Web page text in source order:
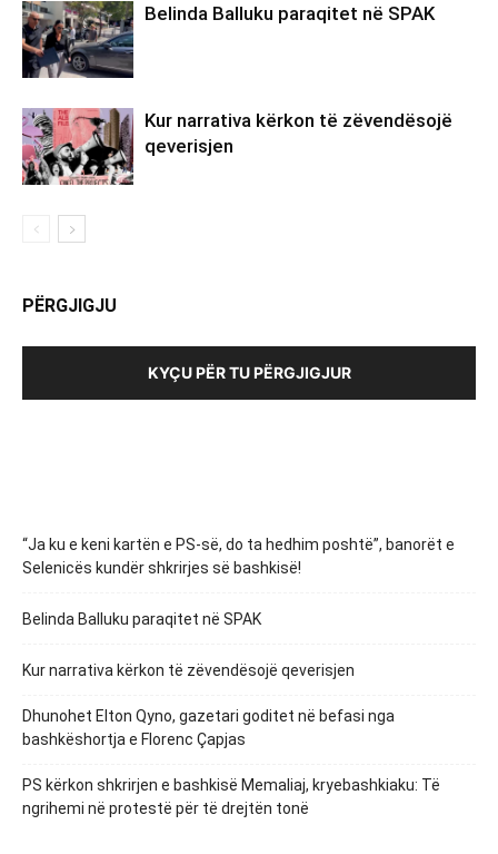
Belinda Balluku paraqitet në SPAK
Kur narrativa kërkon të zëvendësojë
qeverisjen
PËRGJIGJU
KYÇU PËR TU PËRGJIGJUR
“Ja ku e keni kartën e PS-së, do ta hedhim poshtë”, banorët e
Selenicës kundër shkrirjes së bashkisë!
Belinda Balluku paraqitet në SPAK
Kur narrativa kërkon të zëvendësojë qeverisjen
Dhunohet Elton Qyno, gazetari goditet në befasi nga
bashkëshortja e Florenc Çapjas
PS kërkon shkrirjen e bashkisë Memaliaj, kryebashkiaku: Të
ngrihemi në protestë për të drejtën tonë